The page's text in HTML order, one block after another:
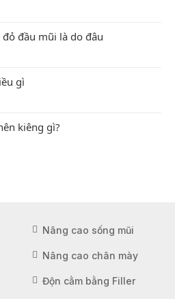
đầu mũi là do đâu
gì
kiêng gì?
Nâng cao sống mũi
Nâng cao chân mày
Độn cằm bằng Filler